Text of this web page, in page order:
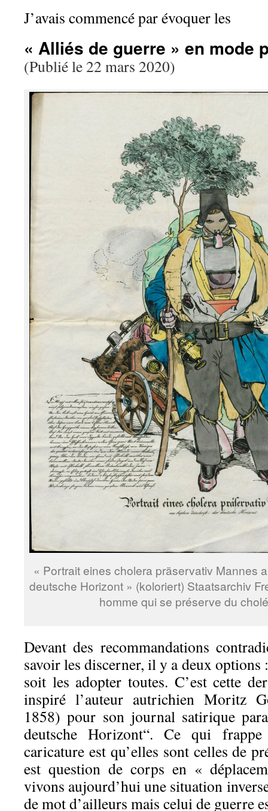
J’avais commencé par évoquer les
« Alliés de guerre » en mode
(Publié le 22 mars 2020)
« Portrait eines cholera präservativ Mannes
deutsche Horizont » (koloriert) Staatsarchiv
homme qui se préserve du
Devant des recommandations
savoir les discerner, il y a deux options
soit les adopter toutes. C’est cette
inspiré l’auteur autrichien Moritz
1858) pour son journal satirique
deutsche Horizont“. Ce qui
caricature est qu’elles sont celles de
est question de corps en «
vivons aujourd’hui une situation
de mot d’ailleurs mais celui de guerre